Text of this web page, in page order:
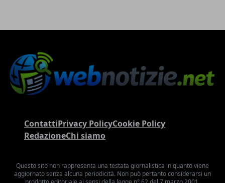
ContattiPrivacy PolicyCookie Policy
RedazioneChi siamo
Questo sito non rappresenta una testata giornalistica in quanto viene
aggiornato senza alcuna periodicità. Non può pertanto considerarsi un